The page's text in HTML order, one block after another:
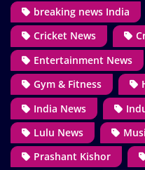
breaking news India
Cricket News
Entertainment News
Gym & Fitness
India News
Lulu News
Prashant Kishor